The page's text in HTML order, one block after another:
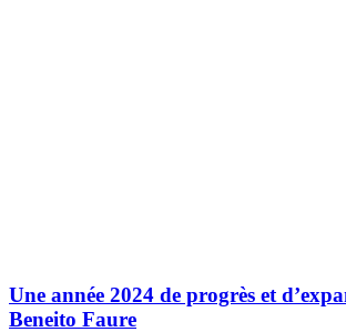
Une année 2024 de progrès et
Beneito Faure